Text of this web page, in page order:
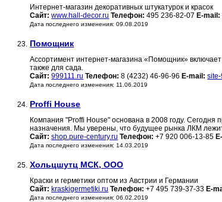
Интернет-магазин декоративных штукатурок и красок
Сайт: www.hall-decor.ru Телефон: 495 236-82-07 E-mail:
Дата последнего изменения: 09.08.2019
23. Помощник
Ассортимент интернет-магазина «Помощник»
также для сада.
Сайт: 999111.ru Телефон: 8 (4232) 46-96-96 E-mail:
Дата последнего изменения: 11.06.2019
24. Proffi House
Компания "Proffi House" основана в 2008 году.
назначения. Мы уверены, что будущее рынка ЛКМ
Сайт: shop.pure-century.ru Телефон: +7 920 006-13-85
Дата последнего изменения: 14.03.2019
25. Хольцшутц МСК, ООО
Краски и герметики оптом из Австрии и Германии
Сайт: kraskigermetiki.ru Телефон: +7 495 739-37-33 E-
Дата последнего изменения: 06.02.2019